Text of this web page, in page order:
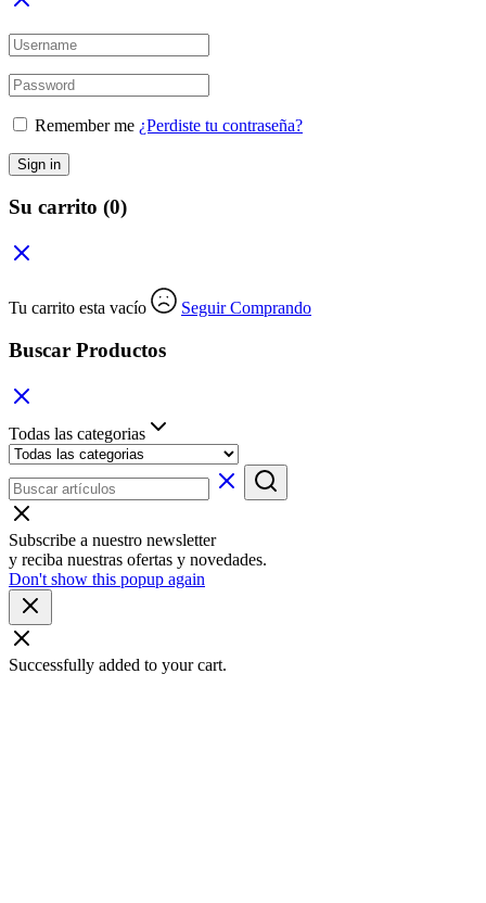
Remember me ¿Perdiste tu contraseña?
Sign in
Su carrito (0)
Tu carrito esta vacío Seguir Comprando
Buscar Productos
Todas las categorias
Subscribe a nuestro newsletter
y reciba nuestras ofertas y novedades.
Don't show this popup again
Successfully added to your cart.